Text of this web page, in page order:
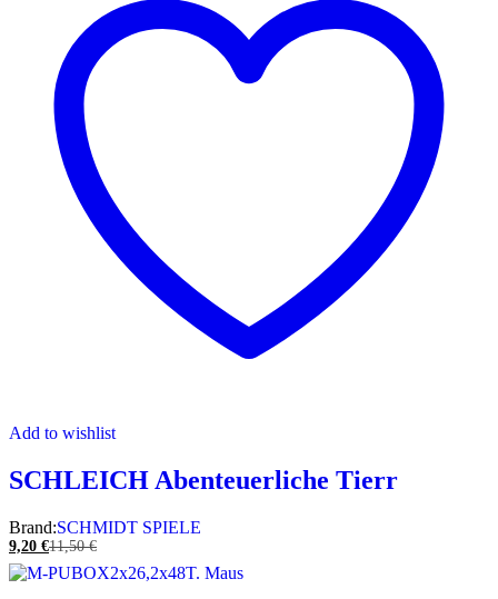
Add to wishlist
SCHLEICH Abenteuerliche Tierr
Brand:SCHMIDT SPIELE
9,20 €11,50€